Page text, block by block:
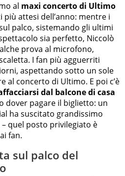
al maxi concerto di Ultimo
più attesi dell’anno: mentre i
palco, sistemando gli ultimi
sia perfetto, Niccolò
prova al microfono,
I fan più agguerriti
aspettando sotto un sole
al concerto di Ultimo. E poi c’è
dal balcone di casa
dover pagare il biglietto: un
ha suscitato grandissimo
quel posto privilegiato è
fan.
sul palco del